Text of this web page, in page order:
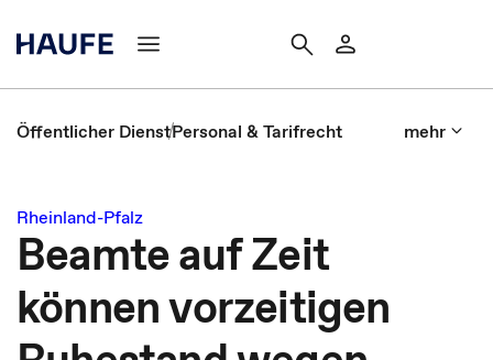
Öffentlicher DienstPersonal & Tarifrecht mehr
Rheinland-Pfalz
Beamte auf Zeit
können vorzeitigen